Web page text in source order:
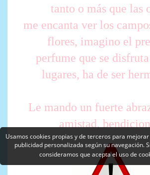
tanto o más que las
me encanta ver los
flores, imagino el
perfume que se
lugares, ha de ser
Le mando un fuerte
amistad,
Usamos cookies propias y de terceros para
publicidad personalizada según su navegación.
consideramos que acepta el uso de